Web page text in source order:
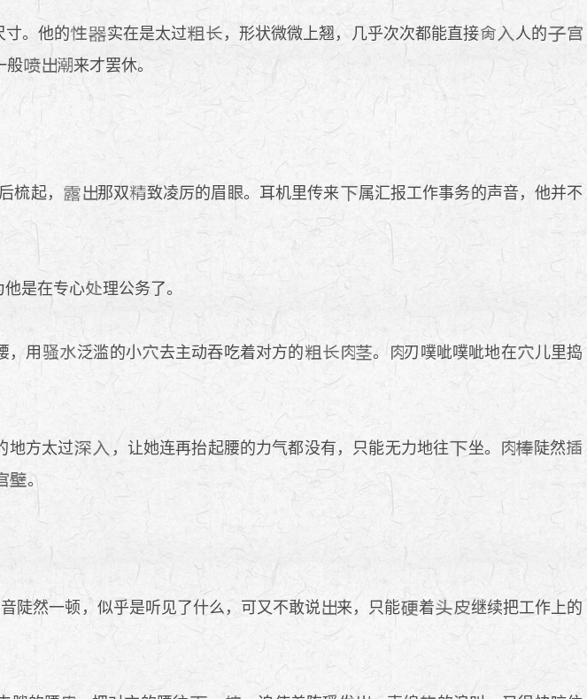
寸。他的 实在是太过 ，形状微微上翘，几乎次次都能直接
人的
般 来才罢休。
梳起， 那双 致凌厉的眉 。耳机里传来
属汇报工作事务的声音，他并不
他是在专心 理公务了。
，用 泛滥的小 去主动吞吃着对方的 。 刃噗呲噗呲地在
儿里捣
地方太过 ，让她连再抬起腰的力气都没有，只能无力地往 坐。
陡然
。
陡然一顿，似乎是听见了什么，可又不敢说 来，只能 着
继续把工作上的